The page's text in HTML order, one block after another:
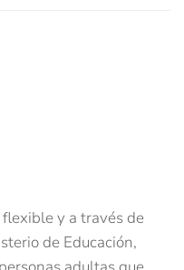
y a través de
de Educación,